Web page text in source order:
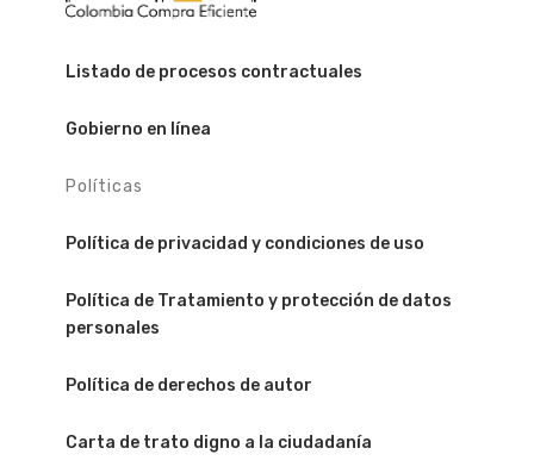
Listado de procesos contractuales
Gobierno en línea
Políticas
Política de privacidad y condiciones de uso
Política de Tratamiento y protección de datos
personales
Política de derechos de autor
Carta de trato digno a la ciudadanía